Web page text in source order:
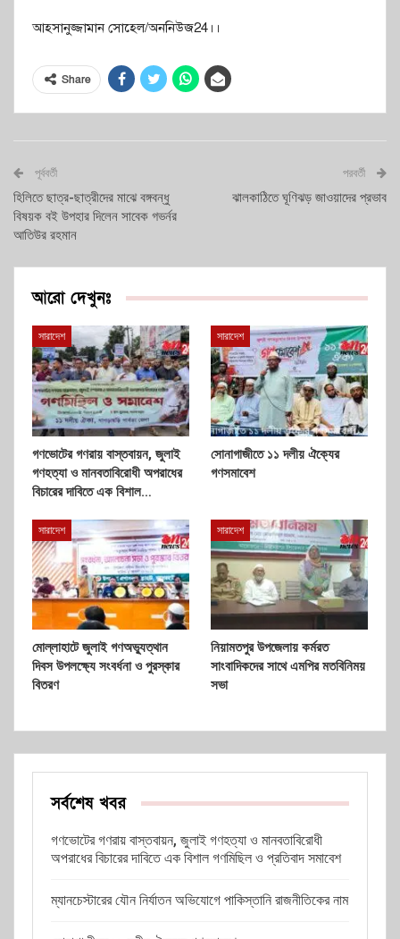
আহসানুজ্জামান সোহেল/অননিউজ24।।
Share
পূর্ববর্তী
হিলিতে ছাত্র-ছাত্রীদের মাঝে বঙ্গবন্ধু
বিষয়ক বই উপহার দিলেন সাবেক গভর্নর
আতিউর রহমান
পরবর্তী
ঝালকাঠিতে ঘূণিঝড় জাওয়াদের প্রভাব
আরো দেখুনঃ
সারাদেশ
গণভোটের গণরায় বাস্তবায়ন, জুলাই
গণহত্যা ও মানবতাবিরোধী অপরাধের
বিচারের দাবিতে এক বিশাল…
সারাদেশ
সোনাগাজীতে ১১ দলীয় ঐক্যের
গণসমাবেশ
সারাদেশ
মোল্লাহাটে জুলাই গণঅভ্যুত্থান
দিবস উপলক্ষ্যে সংবর্ধনা ও পুরস্কার
বিতরণ
সারাদেশ
নিয়ামতপুর উপজেলায় কর্মরত
সাংবাদিকদের সাথে এমপির মতবিনিময়
সভা
সর্বশেষ খবর
গণভোটের গণরায় বাস্তবায়ন, জুলাই গণহত্যা ও মানবতাবিরোধী
অপরাধের বিচারের দাবিতে এক বিশাল গণমিছিল ও প্রতিবাদ সমাবেশ
ম্যানচেস্টারের যৌন নির্যাতন অভিযোগে পাকিস্তানি রাজনীতিকের নাম